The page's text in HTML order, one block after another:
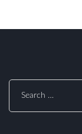
Search
for: